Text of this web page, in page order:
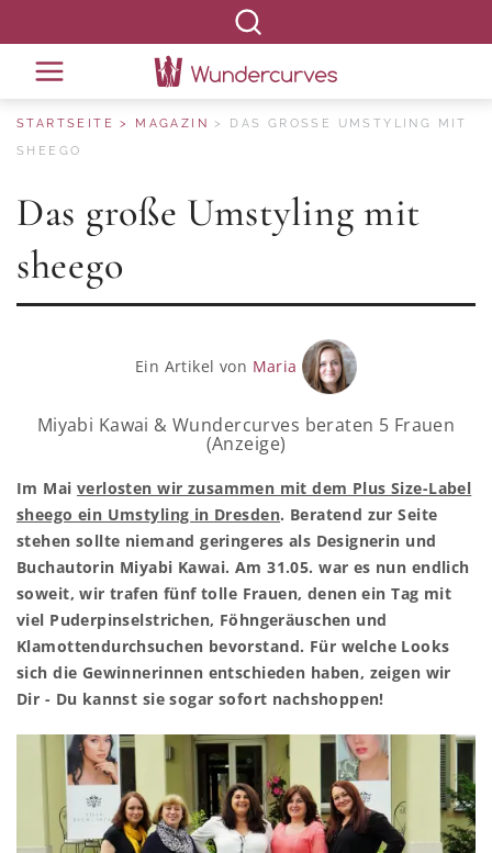
STARTSEITE MAGAZIN
DAS GROSSE UMSTYLING MIT S
HEEGO
Das große Umstyling mit
sheego
Ein Artikel von Maria
Miyabi Kawai & Wundercurves beraten 5 Frauen
(Anzeige)
Im Mai verlosten wir zusammen mit dem Plus Size-Label
sheego ein Umstyling in Dresden. Beratend zur Seite
stehen sollte niemand geringeres als Designerin und
Buchautorin Miyabi Kawai. Am 31.05. war es nun endlich
soweit, wir trafen fünf tolle Frauen, denen ein Tag mit
viel Puderpinselstrichen, Föhngeräuschen und
Klamottendurchsuchen bevorstand. Für welche Looks
sich die Gewinnerinnen entschieden haben, zeigen wir
Dir - Du kannst sie sogar sofort nachshoppen!